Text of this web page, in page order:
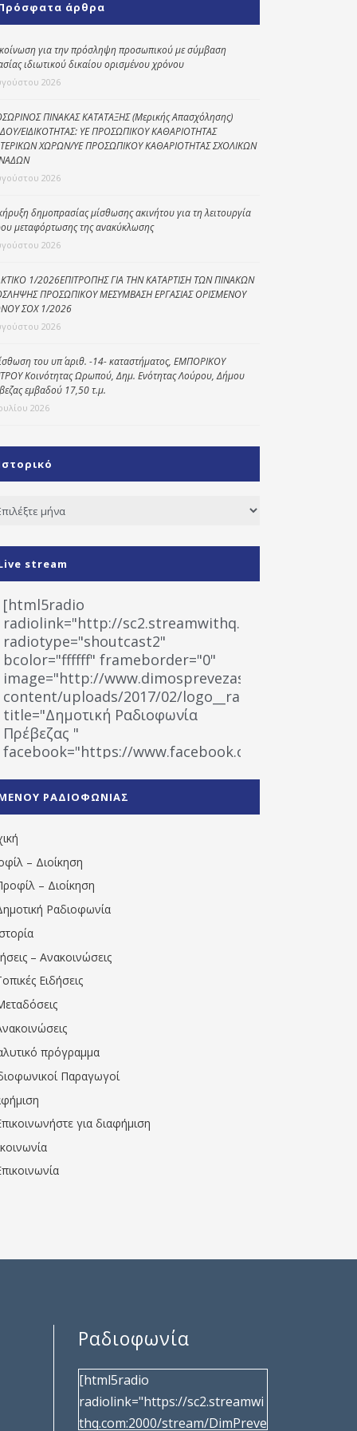
Kοινωνικό
φαρμακείο
Πρόγραμμα
“Βοήθεια στο σπίτι”
Κέντρο Ημερήσιας
Φροντίδας
άρθρα
για την πρόσληψη προσωπικού με σύμβαση
ιδιωτικού δικαίου ορισμένου χρόνου
2026
ΠΙΝΑΚΑΣ ΚΑΤΑΤΑΞΗΣ (Μερικής Απασχόλησης)
ΕΙΔΙΚΟΤΗΤΑΣ: ΥΕ ΠΡΟΣΩΠΙΚΟΥ ΚΑΘΑΡΙΟΤΗΤΑΣ
ΧΩΡΩΝ/ΥΕ ΠΡΟΣΩΠΙΚΟΥ ΚΑΘΑΡΙΟΤΗΤΑΣ ΣΧΟΛΙΚΩΝ
2026
δημοπρασίας μίσθωσης ακινήτου για τη λειτουργία
μεταφόρτωσης της ανακύκλωσης
2026
1/2026ΕΠΙΤΡΟΠΗΣ ΓΙΑ ΤΗΝ ΚΑΤΑΡΤΙΣΗ ΤΩΝ ΠΙΝΑΚΩΝ
ΠΡΟΣΩΠΙΚΟΥ ΜΕΣΥΜΒΑΣΗ ΕΡΓΑΣΙΑΣ ΟΡΙΣΜΕΝΟΥ
ΣΟΧ 1/2026
2026
του υπ΄ αριθ. -14- καταστήματος, ΕΜΠΟΡΙΚΟΥ
Κοινότητας Ωρωπού, Δημ. Ενότητας Λούρου, Δήμου
εμβαδού 17,50 τ.μ.
2026
stream
[html5radio
radiolink="http://sc2.streamwithq.com:8028/
radiotype="shoutcast2"
bcolor="ffffff" frameborder="0"
image="http://www.dimosprevezas.gr/wp-
content/uploads/2017/02/logo__radiofonias.jpg"
title="Δημοτική Ραδιοφωνία
Πρέβεζας "
facebook="https://www.facebook.com/
1531194763766854/" artist="" ]
ΡΑΔΙΟΦΩΝΙΑΣ
– Διοίκηση
– Διοίκηση
Ραδιοφωνία
– Ανακοινώσεις
Ειδήσεις
πρόγραμμα
Παραγωγοί
για διαφήμιση
Ραδιοφωνία
[html5radio
radiolink="https://sc2.streamwi
thq.com:2000/stream/DimPreve